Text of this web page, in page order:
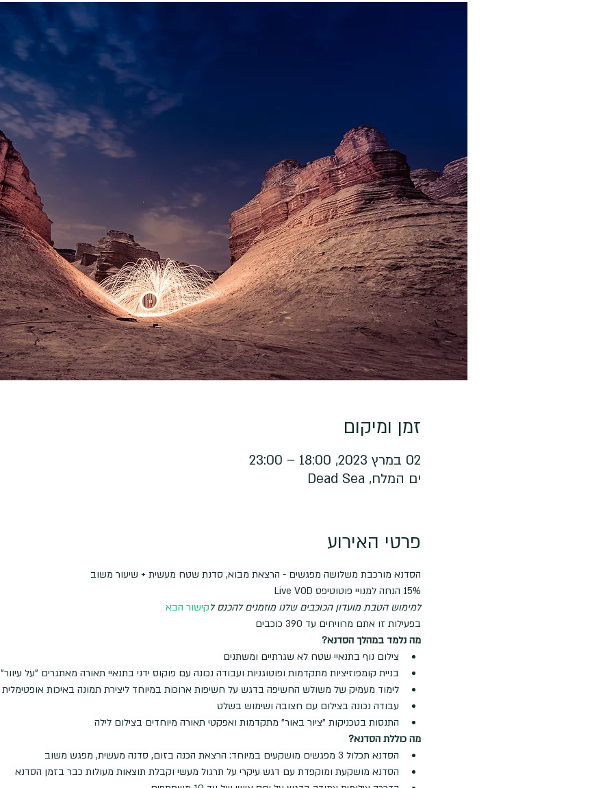
זמן ומיקום
02 במרץ 2023, 18:00 – 23:00
ים המלח, Dead Sea
פרטי האירוע
הסדנא מורכבת משלושה מפגשים - הרצאת מבוא, סדנת שטח מעשית + שיעור משוב
15% הנחה למנויי פוטוטיפס Live VOD
למימוש הטבת מועדון הכוכבים שלנו מוזמנים להכנס לקישור הבא
בפעילות זו אתם מרוויחים עד 390 כוכבים
מה נלמד במהלך הסדנא?
צילום נוף בתנאיי שטח לא שגרתיים ומשתנים
בניית קומפוזיציות מתקדמות ופוטוגניות ועבודה נכונה עם פוקוס ידני בתנאיי תאורה מאתגרים "על עיוור"
לימוד מעמיק של משולש החשיפה בדגש על חשיפות ארוכות במיוחד ליצירת תמונה באיכות אופטימלית
עבודה נכונה בצילום עם חצובה ושימוש בשלט
התנסות בטכניקות "ציור באור" מתקדמות ואפקטי תאורה מיוחדים בצילום לילה
מה כוללת הסדנא?
הסדנא תכלול 3 מפגשים מושקעים במיוחד: הרצאת הכנה בזום, סדנה מעשית, מפגש משוב
הסדנא מושקעת ומוקפדת עם דגש עיקרי על תרגול מעשי וקבלת תוצאות מעולות כבר בזמן הסדנא